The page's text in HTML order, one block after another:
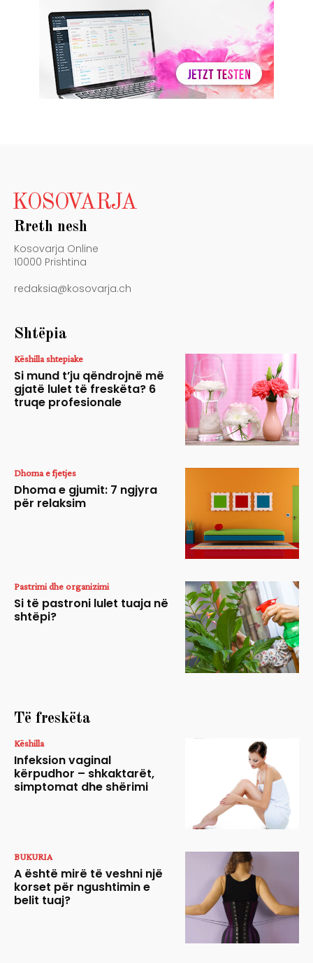
KOSOVARJA
Rreth nesh
Kosovarja Online
10000 Prishtina
redaksia@kosovarja.ch
Shtëpia
Këshilla shtepiake
Si mund t’ju qëndrojnë më
gjatë lulet të freskëta? 6
truqe profesionale
Dhoma e fjetjes
Dhoma e gjumit: 7 ngjyra
për relaksim
Pastrimi dhe organizimi
Si të pastroni lulet tuaja në
shtëpi?
Të freskëta
Këshilla
Infeksion vaginal
kërpudhor – shkaktarët,
simptomat dhe shërimi
BUKURIA
A është mirë të veshni një
korset për ngushtimin e
belit tuaj?